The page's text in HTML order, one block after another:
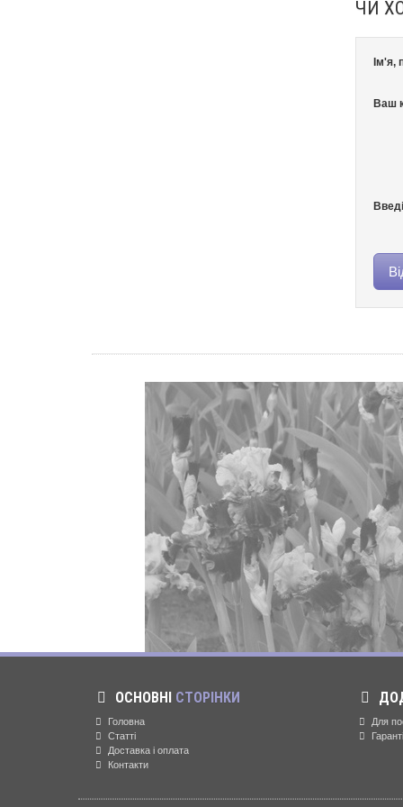
ЧИ
Ім'я,
Ваш
ОСНОВНІ СТОРІНКИ
Головна
Статті
Доставка і оплата
Контакти
Для